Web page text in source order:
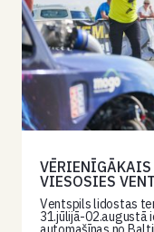
VĒRIENĪGĀKAIS
VIESOSIES
Ventspils lidostas
31.jūlijā-02.augustā